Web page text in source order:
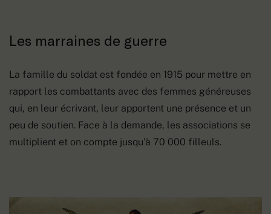
Les marraines de guerre
La famille du soldat est fondée en 1915 pour mettre en
rapport les combattants avec des femmes généreuses
qui, en leur écrivant, leur apportent une présence et un
peu de soutien. Face à la demande, les associations se
multiplient et on compte jusqu’à 70 000 filleuls.